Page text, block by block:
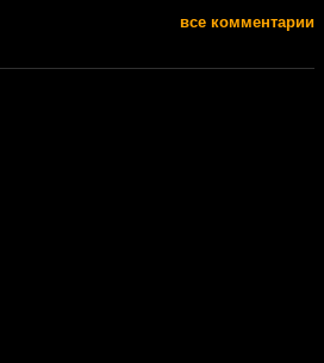
все комментарии